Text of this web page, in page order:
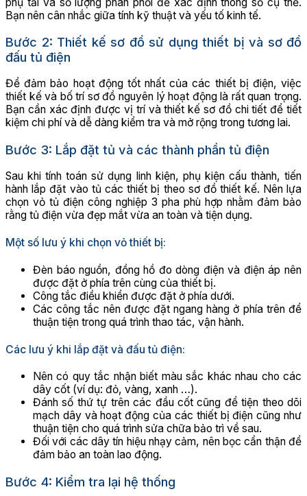
Bạn nên cân nhắc giữa tính kỹ thuật và yếu tố kinh tế.
Bước 2: Thiết kế sơ đồ sử dụng thiết bị và sơ đồ
đấu tủ điện
Để đảm bảo hoạt động tốt nhất của các thiết bị điện, việc
thiết kế và bố trí sơ đồ nguyên lý hoạt động là rất quan trọng.
Bạn cần xác định được vị trí và thiết kế sơ đồ chi tiết để tiết
kiệm chi phí và dễ dàng kiểm tra và mở rộng trong tương lai.
Bước 3: Lắp đặt tủ và các thành phần tủ điện
Sau khi tính toán sử dụng linh kiện, phụ kiện cấu thành, tiến
hành lắp đặt vào tủ các thiết bị theo sơ đồ thiết kế. Nên lựa
chọn vỏ tủ điện công nghiệp 3 pha phù hợp nhằm đảm bảo
rằng tủ điện vừa đẹp mắt vừa an toàn và tiện dụng.
Một số lưu ý khi chọn vỏ thiết bị:
Đèn báo nguồn, đồng hồ đo dòng điện và điện áp nên
được đặt ở phía trên cùng của thiết bị.
Công tắc điều khiển được đặt ở phía dưới.
Các công tắc nên được đặt ngang hàng ở phía trên để
thuận tiện trong quá trình thao tác, vận hành.
Các lưu ý khi lắp đặt và đấu tủ điện:
Nên có quy tắc nhận biết màu sắc khác nhau cho các
dây cốt (ví dụ: đỏ, vàng, xanh …).
Đánh số thứ tự trên các đầu cốt cũng để tiện theo dõi
mạch dây và hoạt động của các thiết bị điện cũng như
thuận tiện cho quá trình sửa chữa bảo trì về sau.
Đối với các dây tín hiệu nhạy cảm, nên bọc cẩn thận để
đảm bảo an toàn lao động.
Bước 4: Kiểm tra lại hệ thống